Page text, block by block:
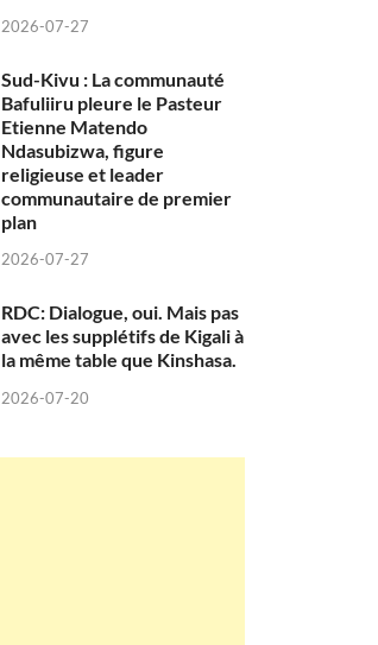
2026-07-27
Sud-Kivu : La communauté
Bafuliiru pleure le Pasteur
Etienne Matendo
Ndasubizwa, figure
religieuse et leader
communautaire de premier
plan
2026-07-27
RDC: Dialogue, oui. Mais pas
avec les supplétifs de Kigali à
la même table que Kinshasa.
2026-07-20